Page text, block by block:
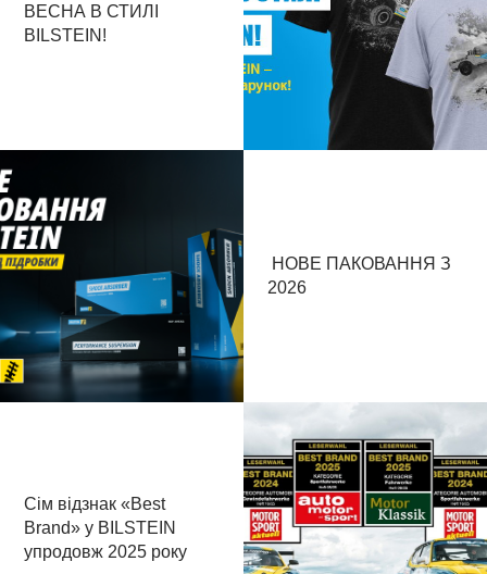
ВЕСНА В СТИЛІ
BILSTEIN!
НОВЕ ПАКОВАННЯ З
2026
Сім відзнак «Best
Brand» у BILSTEIN
упродовж 2025 року